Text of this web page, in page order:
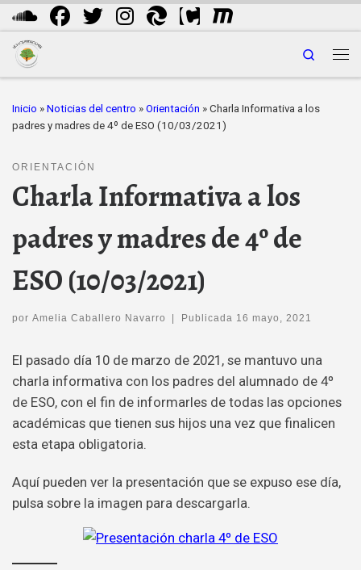
Saltar al contenido
Search
Inicio » Noticias del centro » Orientación » Charla Informativa a los
padres y madres de 4º de ESO (10/03/2021)
ORIENTACIÓN
Charla Informativa a los
padres y madres de 4º de
ESO (10/03/2021)
por Amelia Caballero Navarro Publicada 16 mayo, 2021
El pasado día 10 de marzo de 2021, se mantuvo una
charla informativa con los padres del alumnado de 4º
de ESO, con el fin de informarles de todas las opciones
académicas que tienen sus hijos una vez que finalicen
esta etapa obligatoria.
Aquí pueden ver la presentación que se expuso ese día,
pulsa sobre la imagen para descargarla.